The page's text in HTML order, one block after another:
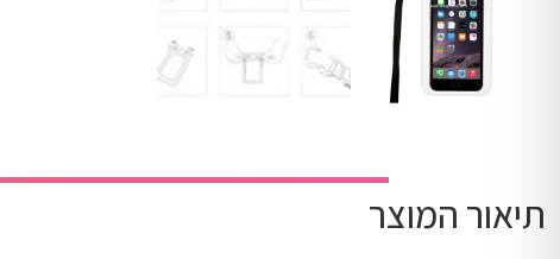
תיאור המוצר